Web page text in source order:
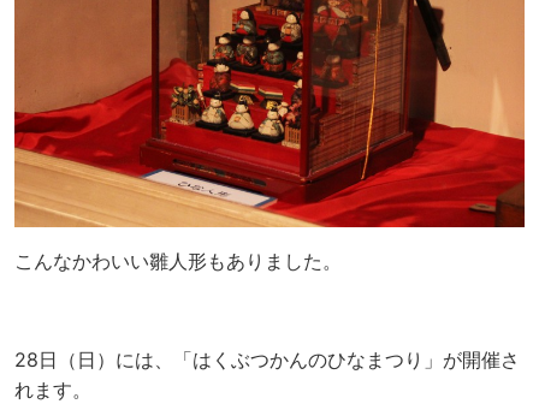
こんなかわいい雛人形もありました。
28日（日）には、「はくぶつかんのひなまつり」が開催さ
れます。